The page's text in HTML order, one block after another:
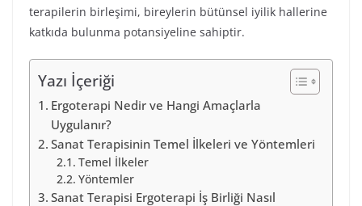
terapilerin birleşimi, bireylerin bütünsel iyilik hallerine
katkıda bulunma potansiyeline sahiptir.
Yazı İçeriği
Ergoterapi Nedir ve Hangi Amaçlarla
Uygulanır?
Sanat Terapisinin Temel İlkeleri ve Yöntemleri
Temel İlkeler
Yöntemler
Sanat Terapisi Ergoterapi İş Birliği Nasıl